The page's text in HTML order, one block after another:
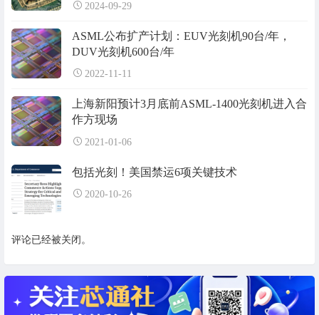
2024-09-29
ASML公布扩产计划：EUV光刻机90台/年，
DUV光刻机600台/年
2022-11-11
上海新阳预计3月底前ASML-1400光刻机进入合
作方现场
2021-01-06
包括光刻！美国禁运6项关键技术
2020-10-26
评论已经被关闭。